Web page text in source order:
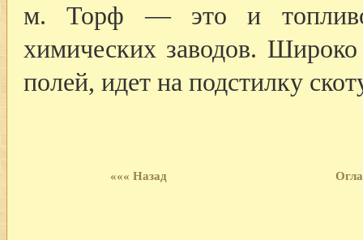
м. Торф — это и
химических заводов. Широко
полей, идет на подстилку
««« Назад